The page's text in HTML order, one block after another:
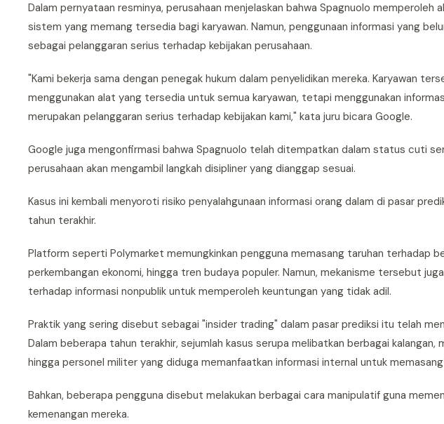
Dalam pernyataan resminya, perusahaan menjelaskan bahwa Spagnuolo
sistem yang memang tersedia bagi karyawan. Namun, penggunaan informasi yang
sebagai pelanggaran serius terhadap kebijakan perusahaan.
"Kami bekerja sama dengan penegak hukum dalam penyelidikan mereka. Karyawan
menggunakan alat yang tersedia untuk semua karyawan, tetapi menggunakan
merupakan pelanggaran serius terhadap kebijakan kami," kata juru bicara Google.
Google juga mengonfirmasi bahwa Spagnuolo telah ditempatkan dalam status cuti
perusahaan akan mengambil langkah disipliner yang dianggap sesuai.
Kasus ini kembali menyoroti risiko penyalahgunaan informasi orang dalam di pasar
tahun terakhir.
Platform seperti Polymarket memungkinkan pengguna memasang taruhan terhadap
perkembangan ekonomi, hingga tren budaya populer. Namun, mekanisme tersebut
terhadap informasi nonpublik untuk memperoleh keuntungan yang tidak adil.
Praktik yang sering disebut sebagai "insider trading" dalam pasar prediksi itu telah
Dalam beberapa tahun terakhir, sejumlah kasus serupa melibatkan berbagai
hingga personel militer yang diduga memanfaatkan informasi internal untuk
Bahkan, beberapa pengguna disebut melakukan berbagai cara manipulatif guna
kemenangan mereka.